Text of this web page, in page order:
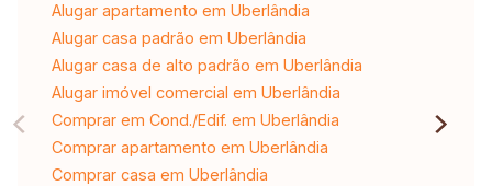
Alugar apartamento em Uberlândia
Alugar casa padrão em Uberlândia
Alugar casa de alto padrão em Uberlândia
Alugar imóvel comercial em Uberlândia
Comprar em Cond./Edif. em Uberlândia
Comprar apartamento em Uberlândia
Comprar casa em Uberlândia